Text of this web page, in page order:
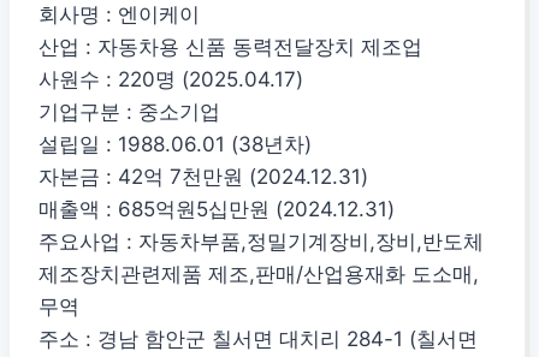
회사명 : 엔이케이
산업 : 자동차용 신품 동력전달장치 제조업
사원수 : 220명 (2025.04.17)
기업구분 : 중소기업
설립일 : 1988.06.01 (38년차)
자본금 : 42억 7천만원 (2024.12.31)
매출액 : 685억원5십만원 (2024.12.31)
주요사업 : 자동차부품,정밀기계장비,장비,반도체
제조장치관련제품 제조,판매/산업용재화 도소매,
무역
주소 : 경남 함안군 칠서면 대치리 284-1 (칠서면